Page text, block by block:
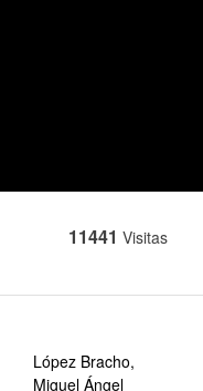
11441 Visitas
López Bracho,
Miguel Ángel